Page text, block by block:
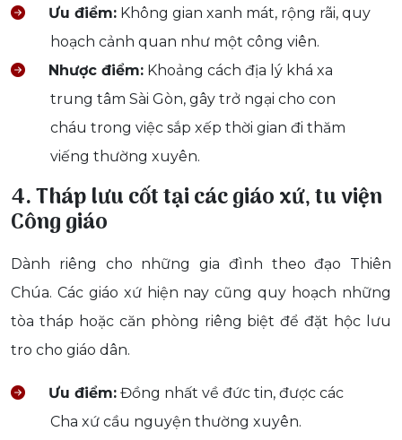
Ưu điểm: Không gian xanh mát, rộng rãi, quy
hoạch cảnh quan như một công viên.
Nhược điểm: Khoảng cách địa lý khá xa
trung tâm Sài Gòn, gây trở ngại cho con
cháu trong việc sắp xếp thời gian đi thăm
viếng thường xuyên.
4. Tháp lưu cốt tại các giáo xứ, tu viện
Công giáo
Dành riêng cho những gia đình theo đạo Thiên
Chúa. Các giáo xứ hiện nay cũng quy hoạch những
tòa tháp hoặc căn phòng riêng biệt để đặt hộc lưu
tro cho giáo dân.
Ưu điểm: Đồng nhất về đức tin, được các
Cha xứ cầu nguyện thường xuyên.